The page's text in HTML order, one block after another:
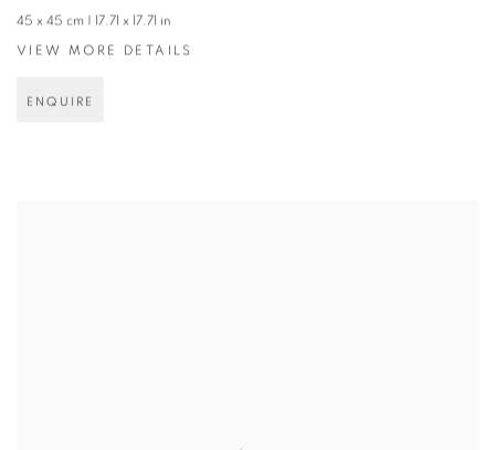
45 x 45 cm | 17.71 x 17.71 in
VIEW MORE DETAILS
ENQUIRE